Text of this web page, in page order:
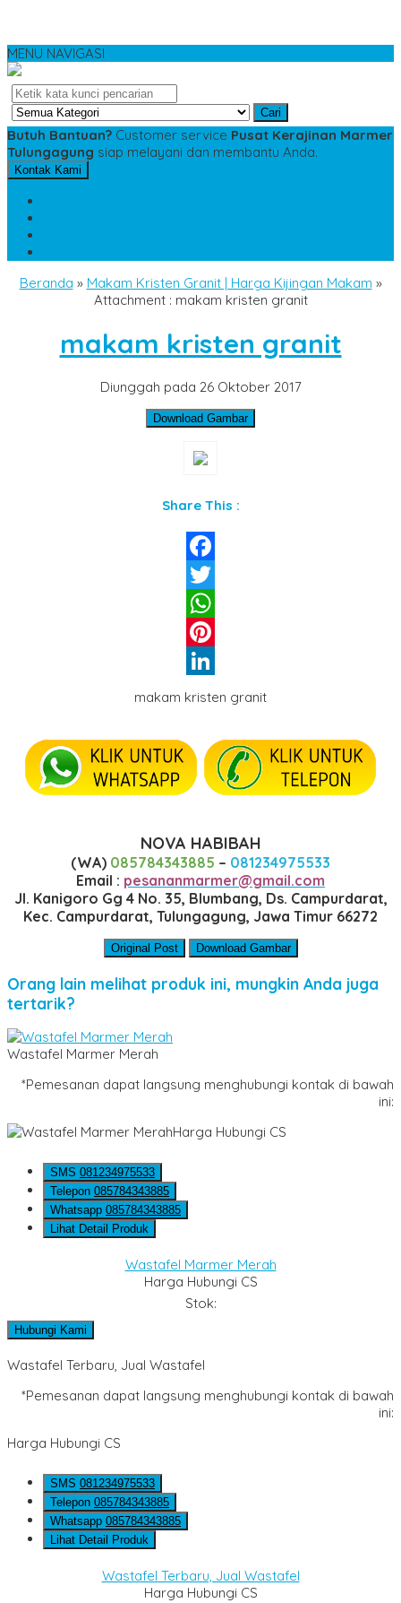
MENU NAVIGASI
Cari
Butuh Bantuan? Customer service Pusat Kerajinan Marmer
Tulungagung siap melayani dan membantu Anda.
Kontak Kami
Beranda » Makam Kristen Granit | Harga Kijingan Makam »
Attachment : makam kristen granit
makam kristen granit
Diunggah pada 26 Oktober 2017
Download Gambar
Share This :
Facebook
Twitter
WhatsApp
Pinterest
LinkedIn
makam kristen granit
NOVA HABIBAH
(WA) 085784343885 – 081234975533
Email : pesananmarmer@gmail.com
Jl. Kanigoro Gg 4 No. 35, Blumbang, Ds. Campurdarat,
Kec. Campurdarat, Tulungagung, Jawa Timur 66272
Original Post Download Gambar
Orang lain melihat produk ini, mungkin Anda juga
tertarik?
Wastafel Marmer Merah
*Pemesanan dapat langsung menghubungi kontak di bawah
ini:
Harga Hubungi CS
SMS 081234975533
Telepon 085784343885
Whatsapp 085784343885
Lihat Detail Produk
Wastafel Marmer Merah
Harga Hubungi CS
Stok:
Hubungi Kami
Wastafel Terbaru, Jual Wastafel
*Pemesanan dapat langsung menghubungi kontak di bawah
ini:
Harga Hubungi CS
SMS 081234975533
Telepon 085784343885
Whatsapp 085784343885
Lihat Detail Produk
Wastafel Terbaru, Jual Wastafel
Harga Hubungi CS